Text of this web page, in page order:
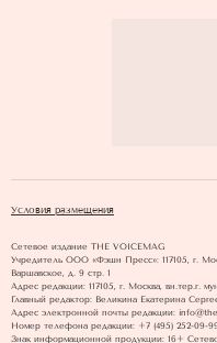
Условия размещения
Сетевое издание THE VOICEMAG
Учредитель ООО «Фэшн Пресс»: 117105, г.
Варшавское, д. 9 стр. 1
Адрес редакции: 117105, г. Москва, вн.тер.г.
Главный редактор: Великина Екатерина
Адрес электронной почты редакции:
Номер телефона редакции: +7 (495) 252-09-
Знак информационной продукции: 16+